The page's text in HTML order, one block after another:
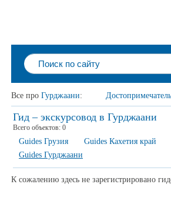
Все про Гурджаани:
Гид – экскурсовод в Гурджаани
Всего объектов: 0
Guides Грузия Guides Кахетия край
Guides Гурджаани
К сожалению здесь не зарегистрировано